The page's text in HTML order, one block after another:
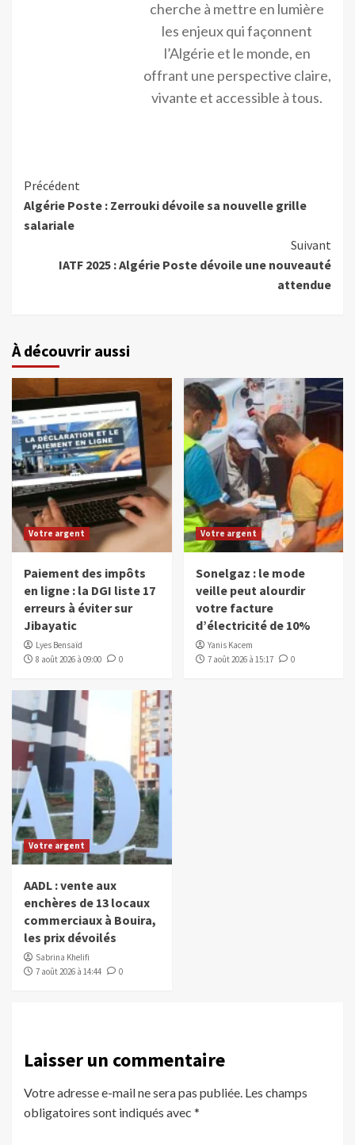
cherche à mettre en lumière
les enjeux qui façonnent
l’Algérie et le monde, en
offrant une perspective claire,
vivante et accessible à tous.
Précédent
Algérie Poste : Zerrouki dévoile sa nouvelle grille
salariale
Suivant
IATF 2025 : Algérie Poste dévoile une nouveauté
attendue
À découvrir aussi
Votre argent
Paiement des impôts
en ligne : la DGI liste 17
erreurs à éviter sur
Jibayatic
Lyes Bensaïd
8 août 2026 à 09:00
0
Votre argent
Sonelgaz : le mode
veille peut alourdir
votre facture
d’électricité de 10%
Yanis Kacem
7 août 2026 à 15:17
0
Votre argent
AADL : vente aux
enchères de 13 locaux
commerciaux à Bouira,
les prix dévoilés
Sabrina Khelifi
7 août 2026 à 14:44
0
Laisser un commentaire
Votre adresse e-mail ne sera pas publiée. Les champs
obligatoires sont indiqués avec *